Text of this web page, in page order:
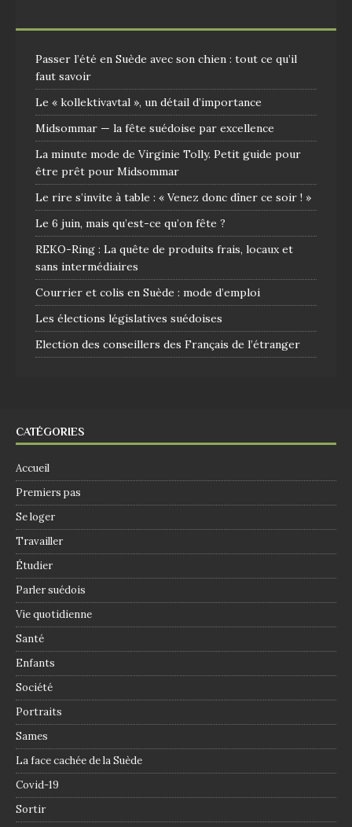
Passer l’été en Suède avec son chien : tout ce qu’il
faut savoir
Le « kollektivavtal », un détail d’importance
Midsommar — la fête suédoise par excellence
La minute mode de Virginie Tolly. Petit guide pour
être prêt pour Midsommar
Le rire s’invite à table : « Venez donc dîner ce soir ! »
Le 6 juin, mais qu’est-ce qu’on fête ?
REKO-Ring : La quête de produits frais, locaux et
sans intermédiaires
Courrier et colis en Suède : mode d’emploi
Les élections législatives suédoises
Election des conseillers des Français de l’étranger
CATÉGORIES
Accueil
Premiers pas
Se loger
Travailler
Étudier
Parler suédois
Vie quotidienne
Santé
Enfants
Société
Portraits
Sames
La face cachée de la Suède
Covid-19
Sortir